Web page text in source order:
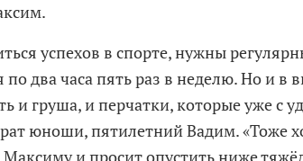
успехов в спорте, нужны
по два часа пять раз в неделю. Но и в
и груша, и перчатки, которые уже с
юноши, пятилетний Вадим. «Тоже